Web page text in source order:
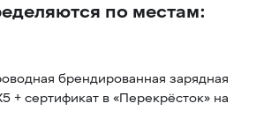
по местам:
брендированная зарядная
+ сертификат в «Перекрёсток» на